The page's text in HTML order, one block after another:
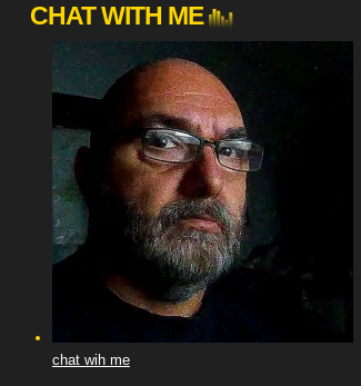
CHAT WITH ME
chat wih me